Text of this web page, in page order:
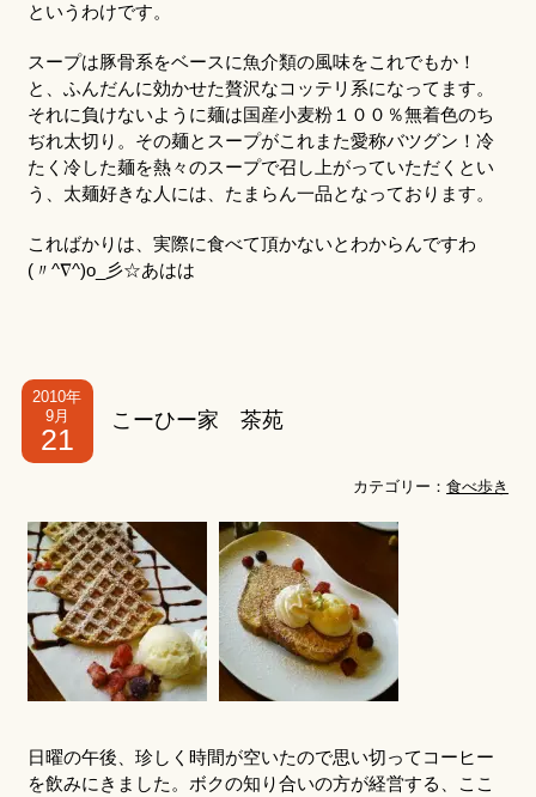
というわけです。
スープは豚骨系をベースに魚介類の風味をこれでもか！
と、ふんだんに効かせた贅沢なコッテリ系になってます。
それに負けないように麺は国産小麦粉１００％無着色のち
ぢれ太切り。その麺とスープがこれまた愛称バツグン！冷
たく冷した麺を熱々のスープで召し上がっていただくとい
う、太麺好きな人には、たまらん一品となっております。
こればかりは、実際に食べて頂かないとわからんですわ
(〃^∇^)o_彡☆あはは
2010年
9月
21
こーひー家 茶苑
カテゴリー：食べ歩き
日曜の午後、珍しく時間が空いたので思い切ってコーヒー
を飲みにきました。ボクの知り合いの方が経営する、ここ